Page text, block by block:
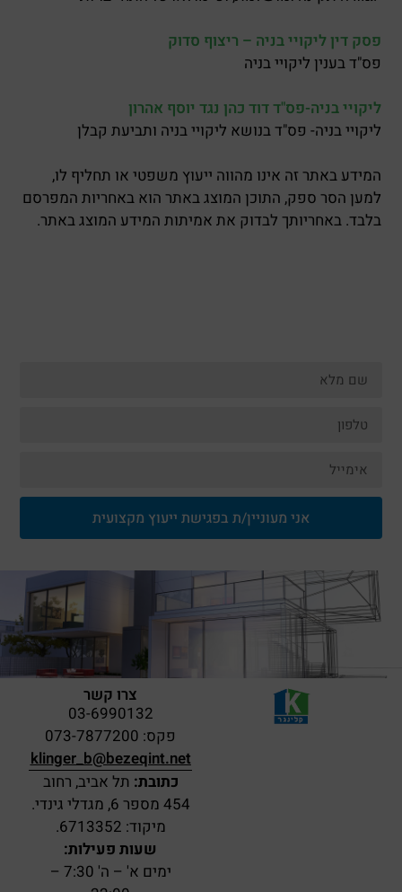
פסק דין ליקויי בניה – ריצוף סדוק
פס"ד בענין ליקויי בניה
ליקויי בניה-פס"ד דוד כהן נגד יוסף אהרון
ליקויי בניה- פס"ד בנושא ליקויי בניה ותביעת קבלן
המידע באתר זה אינו מהווה ייעוץ משפטי או תחליף לו,
למען הסר ספק, התוכן המוצג באתר הוא באחריות המפרסם
בלבד. באחריותך לבדוק את אמיתות המידע המוצג באתר.
אני מעוניין/ת בפגישת ייעוץ מקצועית
צרו קשר
03-6990132
פקס: 073-7877200
klinger_b@bezeqint.net
כתובת: תל אביב, רחוב
454 מספר 6, מגדלי גינדי.
מיקוד: 6713352.
שעות פעילות:
ימים א' – ה' 7:30 –